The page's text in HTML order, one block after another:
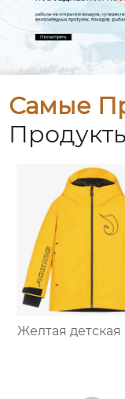
Самые
Желтая детская